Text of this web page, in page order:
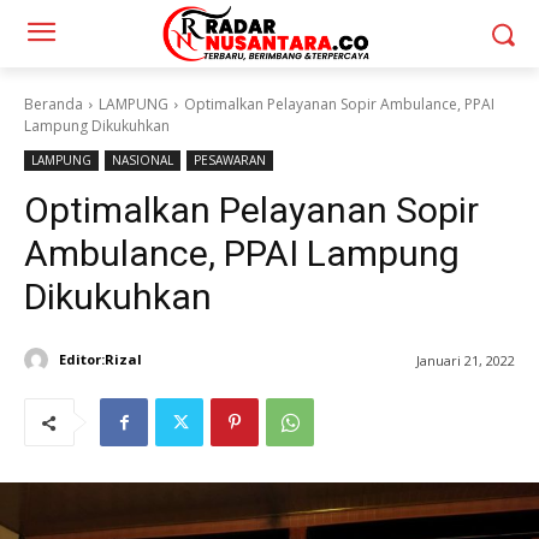
Beranda LAMPUNG
Optimalkan Pelayanan Sopir Ambulance, PPAI
Lampung Dikukuhkan
LAMPUNG NASIONAL PESAWARAN
Optimalkan Pelayanan Sopir
Ambulance, PPAI Lampung
Dikukuhkan
Editor:Rizal Januari 21, 2022